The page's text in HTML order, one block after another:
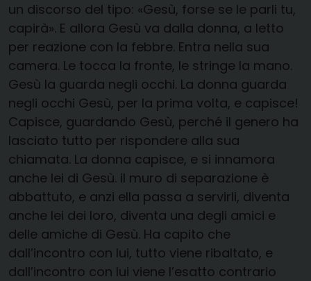
un discorso del tipo: «Gesù, forse se le parli tu,
capirà». E allora Gesù va dalla donna, a letto
per reazione con la febbre. Entra nella sua
camera. Le tocca la fronte, le stringe la mano.
Gesù la guarda negli occhi. La donna guarda
negli occhi Gesù, per la prima volta, e capisce!
Capisce, guardando Gesù, perché il genero ha
lasciato tutto per rispondere alla sua
chiamata. La donna capisce, e si innamora
anche lei di Gesù. il muro di separazione è
abbattuto, e anzi ella passa a servirli, diventa
anche lei dei loro, diventa una degli amici e
delle amiche di Gesù. Ha capito che
dall’incontro con lui, tutto viene ribaltato, e
dall’incontro con lui viene l’esatto contrario